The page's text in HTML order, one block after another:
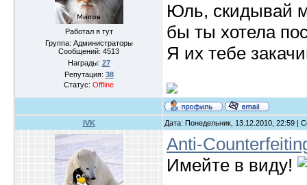
Работал я тут
Группа: Администраторы
Сообщений: 4513
Награды: 27
Репутация: 38
Статус: Offline
Юль, скидывай
бы ты хотела
Я их тебе
IVK Дата: Понедельник, 13.12.2010, 22:59 |
Anti-
Имейте в виду!